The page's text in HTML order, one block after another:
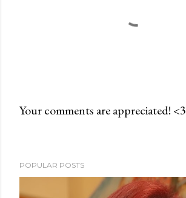
t
a
Your comments are appreciated! <3
POPULAR POSTS